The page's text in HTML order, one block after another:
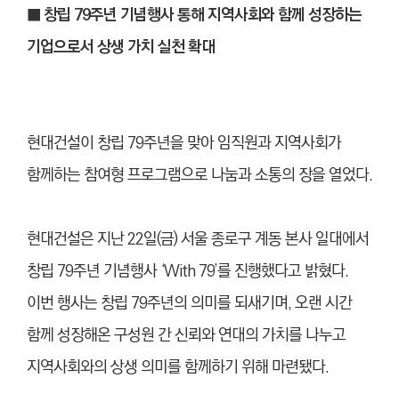
■ 창립 79주년 기념행사 통해 지역사회와 함께 성장하는
기업으로서 상생 가치 실천 확대
현대건설이 창립 79주년을 맞아 임직원과 지역사회가
함께하는 참여형 프로그램으로 나눔과 소통의 장을 열었다.
현대건설은 지난 22일(금) 서울 종로구 계동 본사 일대에서
창립 79주년 기념행사 ‘With 79’를 진행했다고 밝혔다.
이번 행사는 창립 79주년의 의미를 되새기며, 오랜 시간
함께 성장해온 구성원 간 신뢰와 연대의 가치를 나누고
지역사회와의 상생 의미를 함께하기 위해 마련됐다.